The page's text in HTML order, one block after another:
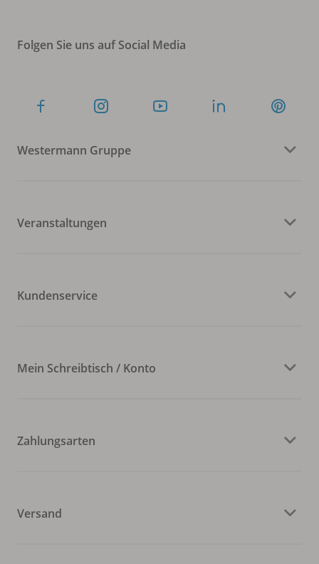
Folgen Sie uns auf Social Media
Westermann Gruppe
Veranstaltungen
Kundenservice
Mein Schreibtisch / Konto
Zahlungsarten
Versand